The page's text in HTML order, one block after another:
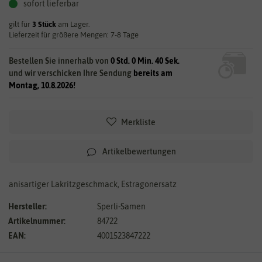
sofort lieferbar
gilt für 3 Stück am Lager.
Lieferzeit für größere Mengen: 7-8 Tage
Bestellen Sie innerhalb von 0 Std. 0 Min. 38 Sek.
und wir verschicken Ihre Sendung bereits am
Montag, 10.8.2026!
Merkliste
Artikelbewertungen
anisartiger Lakritzgeschmack, Estragonersatz
Hersteller:
Sperli-Samen
Artikelnummer:
84722
EAN:
4001523847222